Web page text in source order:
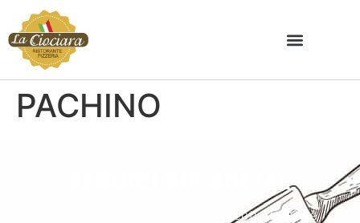
PACHINO
SEGUICI SUI SOCIAL
Vuoi restare aggiornato su eventi, ricette e